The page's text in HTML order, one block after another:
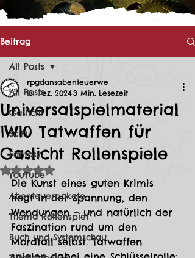
Beitrag
All Posts
Gaslicht
SciFi
Fantasy
YouTube
Abenteuerpakete
Thema Rollenspiel
Buch und Systemschau
All Posts
Universalspielmaterial
1W10 Tatwaffen für
Gaslicht Rollenspiele
rpgdansabenteuerwe
18. Dez. 20243 Min. Lesezeit
Mit NaN von 5 Sternen bewertet.
Die Kunst eines guten Krimis
liegt in der Spannung, den
Wendungen – und natürlich der
Faszination rund um den
Mordfall selbst. Tatwaffen